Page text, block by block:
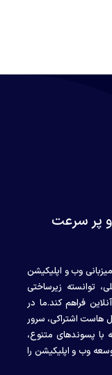
پر سرعت
میزبانی وب و اپلیکیشن
توانسته زیرساختی
فراهم کند.ما در
هاست اشتراکی، سرور
با پسوندهای متنوع،
وب و اپلیکیشن را